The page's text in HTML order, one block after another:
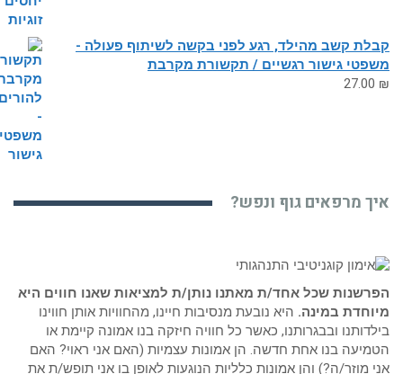
קשב מהילד, רגע לפני בקשה לשיתוף פעולה -
גישור רגשיים / תקשורת מקרבת
מרפאים גוף ונפש?
שכל אחד/ת מאתנו נותן/ת למציאות שאנו חווים היא
במינה.היא נובעת מנסיבות חיינו, מהחוויות אותן חווינו
ובבגרותנו, כאשר כל חוויה חיזקה בנו אמונה קיימת או
בנו אחת חדשה. הן אמונות עצמיות (האם אני ראוי? האם
מוזר/ה?) והן אמונות כלליות הנוגעות לאופן בו אני תופש/ת את